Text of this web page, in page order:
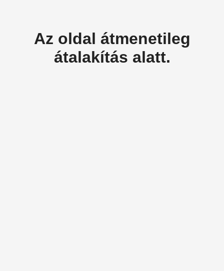
Az oldal átmenetileg
átalakítás alatt.